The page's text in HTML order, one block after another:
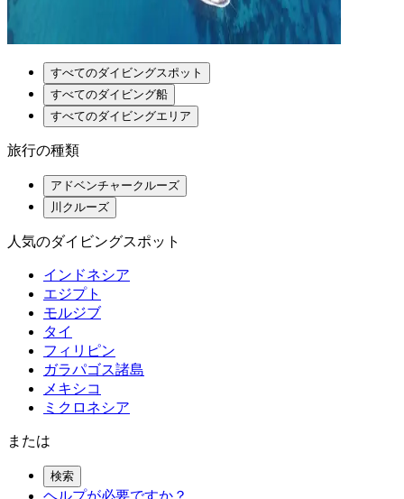
すべてのダイビングスポット
すべてのダイビング船
すべてのダイビングエリア
旅行の種類
アドベンチャークルーズ
川クルーズ
人気のダイビングスポット
インドネシア
エジプト
モルジブ
タイ
フィリピン
ガラパゴス諸島
メキシコ
ミクロネシア
または
検索
ヘルプが必要ですか？